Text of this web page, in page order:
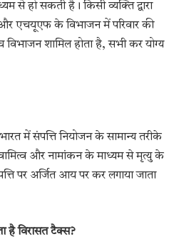
हो सकती है। किसी व्यक्ति द्वारा
और एचयूएफ के विभाजन में परिवार की
शामिल होता है, सभी कर योग्य
में संपत्ति नियोजन के सामान्य तरीके
और नामांकन के माध्यम से मृत्यु के
पर अर्जित आय पर कर लगाया जाता
है विरासत टैक्स?